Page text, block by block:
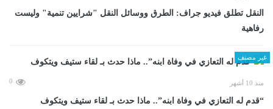
​النقل تطلق فيديو جراف: الطرق ووسائل النقل "شرايين تنمية" وليست
رفاهية
غير مصنف
منذ 10 أشهر 0
“قدم له التعازي في وفاة ابنه”.. ماذا حدث بـ لقاء ستيف ويتكوف